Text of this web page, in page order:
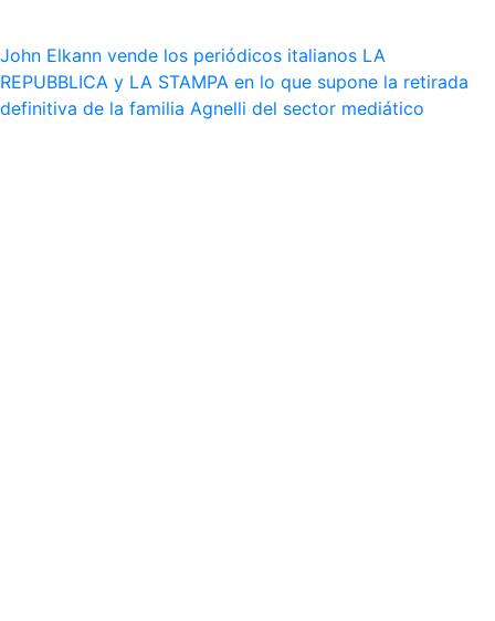
John Elkann vende los periódicos italianos LA
REPUBBLICA y LA STAMPA en lo que supone la retirada
definitiva de la familia Agnelli del sector mediático